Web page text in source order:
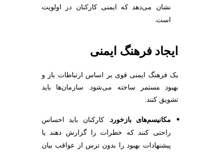
نشان می‌دهد که ایمنی کارکنان در اولویت
است.
ایجاد فرهنگ ایمنی
یک فرهنگ ایمنی قوی بر اساس ارتباطات باز و
بهبود مستمر ساخته می‌شود. سازمان‌ها باید
تشویق کنند:
مکانیسم‌های بازخورد: کارکنان باید احساس
راحتی کنند که خطرات را گزارش دهند یا
پیشنهادات بهبود را بدون ترس از عواقب بیان